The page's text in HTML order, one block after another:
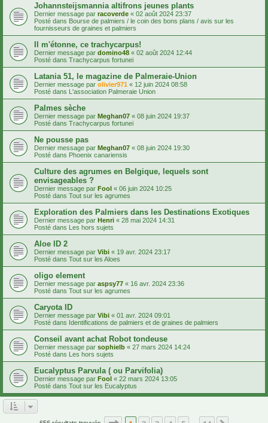
Johannsteijsmannia altifrons jeunes plants
Dernier message par racoverde « 02 août 2024 23:37
Posté dans Bourse de palmiers / le coin des bons plans / avis sur les
fournisseurs de graines et palmiers
Il m'étonne, ce trachycarpus!
Dernier message par domino48 « 02 août 2024 12:44
Posté dans Trachycarpus fortunei
Latania 51, le magazine de Palmeraie-Union
Dernier message par olivier971 « 12 juin 2024 08:58
Posté dans L'association Palmeraie Union
Palmes sèche
Dernier message par Meghan07 « 08 juin 2024 19:37
Posté dans Trachycarpus fortunei
Ne pousse pas
Dernier message par Meghan07 « 08 juin 2024 19:30
Posté dans Phoenix canariensis
Culture des agrumes en Belgique, lequels sont
envisageables ?
Dernier message par Fool « 06 juin 2024 10:25
Posté dans Tout sur les agrumes
Exploration des Palmiers dans les Destinations Exotiques
Dernier message par Henri « 28 mai 2024 14:31
Posté dans Les hors sujets
Aloe ID 2
Dernier message par Vibi « 19 avr. 2024 23:17
Posté dans Tout sur les Aloes
oligo element
Dernier message par aspsy77 « 16 avr. 2024 23:36
Posté dans Tout sur les agrumes
Caryota ID
Dernier message par Vibi « 01 avr. 2024 09:01
Posté dans Identifications de palmiers et de graines de palmiers
Conseil avant achat Robot tondeuse
Dernier message par sophielb « 27 mars 2024 14:24
Posté dans Les hors sujets
Eucalyptus Parvula ( ou Parvifolia)
Dernier message par Fool « 22 mars 2024 13:05
Posté dans Tout sur les Eucalyptus